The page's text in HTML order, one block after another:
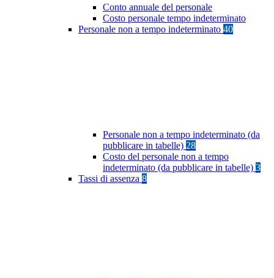
Conto annuale del personale
Costo personale tempo indeterminato
Personale non a tempo indeterminato 40
Personale non a tempo indeterminato (da
pubblicare in tabelle) 28
Costo del personale non a tempo
indeterminato (da pubblicare in tabelle) 3
Tassi di assenza 8